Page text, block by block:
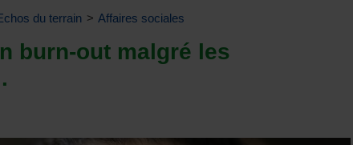
du terrain > Affaires sociales
burn-out malgré les